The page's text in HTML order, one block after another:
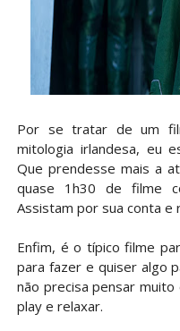
Por se tratar de um
mitologia irlandesa, eu
Que prendesse mais a
quase 1h30 de filme
Assistam por sua conta e
Enfim, é o típico filme
para fazer e quiser algo
não precisa pensar
play e relaxar.